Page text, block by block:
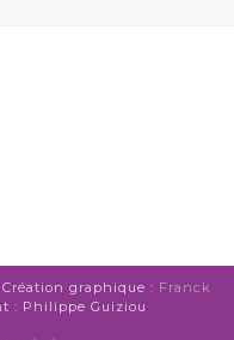
Création graphique : Franck
: Philippe Guiziou